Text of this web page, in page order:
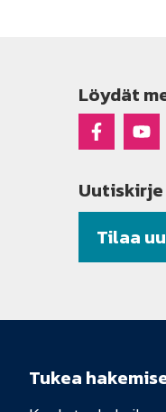
Löydät
Raseko
Uutiskirje
Tilaa
Tukea